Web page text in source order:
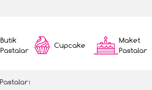
Butik
Pastalar
Cupcake
Maket
Pastalar